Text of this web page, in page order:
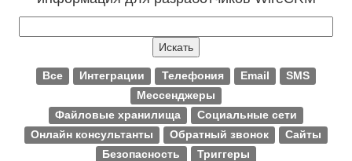
Все Интеграции Телефония Email
SMS
Мессенджеры
Файловые хранилища
Социальные сети
Онлайн консультанты
Обратный звонок
Сайты
Безопасность
Триггеры